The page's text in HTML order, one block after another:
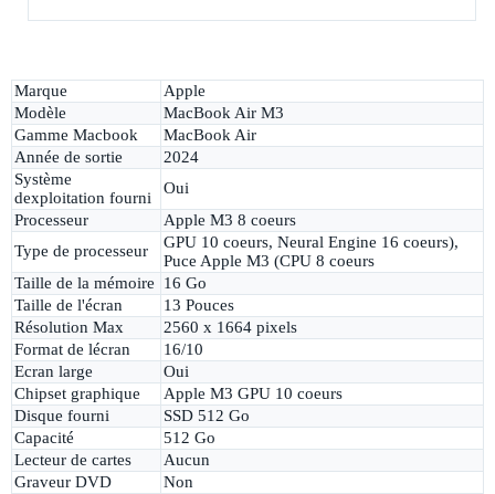
Marque
Apple
Modèle
MacBook Air M3
Gamme Macbook
MacBook Air
Année de sortie
2024
Système
dexploitation fourni
Oui
Processeur
Apple M3 8 coeurs
Type de processeur
GPU 10 coeurs, Neural Engine 16 coeurs),
Puce Apple M3 (CPU 8 coeurs
Taille de la mémoire
16 Go
Taille de l'écran
13 Pouces
Résolution Max
2560 x 1664 pixels
Format de lécran
16/10
Ecran large
Oui
Chipset graphique
Apple M3 GPU 10 coeurs
Disque fourni
SSD 512 Go
Capacité
512 Go
Lecteur de cartes
Aucun
Graveur DVD
Non